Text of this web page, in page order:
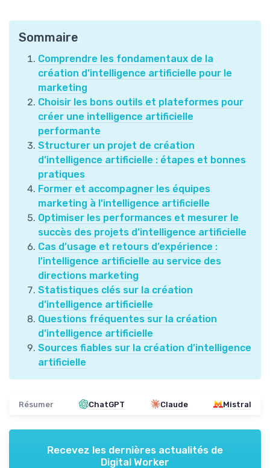
Sommaire
Comprendre les fondamentaux de la
création d’intelligence artificielle pour le
marketing
Choisir les bons outils et plateformes pour
créer une intelligence artificielle
performante
Structurer un projet de création
d’intelligence artificielle : étapes et bonnes
pratiques
Former et accompagner les équipes
marketing à l’intelligence artificielle
Optimiser les performances et mesurer le
succès des projets d’intelligence artificielle
Cas d’usage et retours d’expérience :
l’intelligence artificielle au service des
directions marketing
Statistiques clés sur la création
d’intelligence artificielle
Questions fréquentes sur la création
d’intelligence artificielle
Sources fiables sur la création d’intelligence
artificielle
Résumer ChatGPT Claude Mistral
Recevez les dernières actualités de
Digital Worker